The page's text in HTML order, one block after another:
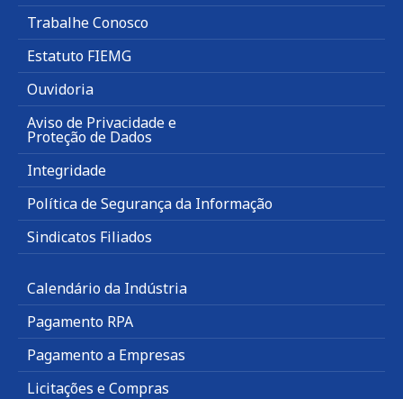
Trabalhe Conosco
Estatuto FIEMG
Ouvidoria
Aviso de Privacidade e
Proteção de Dados
Integridade
Política de Segurança da Informação
Sindicatos Filiados
Calendário da Indústria
Pagamento RPA
Pagamento a Empresas
Licitações e Compras